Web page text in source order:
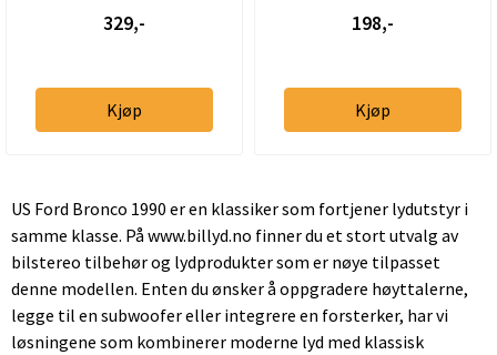
329,-
Kjøp
198,-
Kjøp
US Ford Bronco 1990 er en klassiker som fortjener lydutstyr i
samme klasse. På www.billyd.no finner du et stort utvalg av
bilstereo tilbehør og lydprodukter som er nøye tilpasset
denne modellen. Enten du ønsker å oppgradere høyttalerne,
legge til en subwoofer eller integrere en forsterker, har vi
løsningene som kombinerer moderne lyd med klassisk